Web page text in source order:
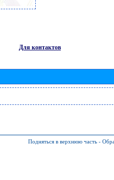
Для контактов
Подняться в верхнюю часть -